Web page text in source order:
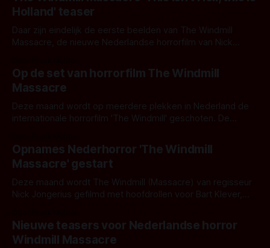
Holland' teaser
Daar zijn eindelijk de eerste beelden van The Windmill
Massacre, de nieuwe Nederlandse horrorfilm van Nick
Op de set van horrorfilm The Windmill
Massacre
Deze maand wordt op meerdere plekken in Nederland de
internationale horrorfilm 'The Windmill' geschoten. De
Opnames Nederhorror 'The Windmill
Massacre' gestart
Deze maand wordt The Windmill (Massacre) van regisseur
Nick Jongerius gefilmd met hoofdrollen voor Bart Klever,
Nieuwe teasers voor Nederlandse horror
Windmill Massacre